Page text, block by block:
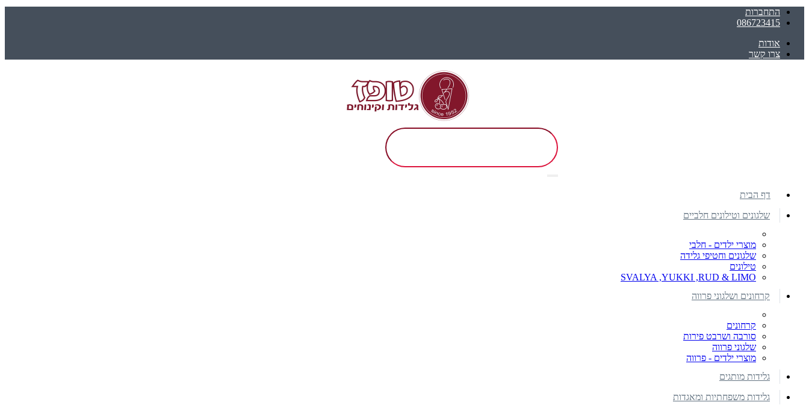
התחברות
086723415
אודות
צרו קשר
דף הבית
שלגונים וטילונים חלביים
מוצרי ילדים - חלבי
שלגונים וחטיפי גלידה
טילונים
SVALYA ,YUKKI ,RUD & LIMO
קרחונים ושלגוני פרווה
קרחונים
סורבה ושרבט פירות
שלגוני פרווה
מוצרי ילדים - פרווה
גלידות מותגים
גלידות משפחתיות ומאגדות